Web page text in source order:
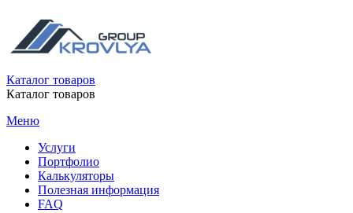
Каталог товаров
Каталог товаров
Меню
Услуги
Портфолио
Калькуляторы
Полезная информация
FAQ